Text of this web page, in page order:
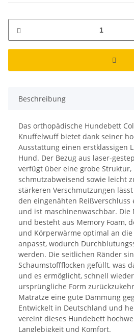
Beschreibung
Das orthopädische Hundebett
Knuffelwuff bietet dank seiner
Ausstattung einen erstklassigen
Hund. Der Bezug aus laser-
verfügt über eine grobe Struktur,
schmutzabweisend sowie leicht
stärkeren Verschmutzungen
den eingenähten Reißverschluss
und ist maschinenwaschbar. Die
und besteht aus Memory Foam,
und Körperwärme optimal an
anpasst, wodurch
werden. Die seitlichen Ränder
Schaumstoffflocken gefüllt, was
und es ermöglicht, schnell
ursprüngliche Form
Matratze eine gute Dämmung
Entwickelt in Deutschland und
vereint dieses Hundebett
Langlebigkeit und Komfort.